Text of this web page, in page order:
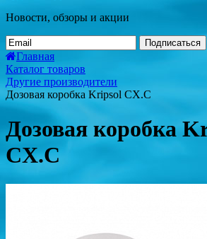
Новости, обзоры и акции
Подписаться
Главная
Каталог товаров
Другие производители
Дозовая коробка Kripsol CX.C
Дозовая коробка
CX.C